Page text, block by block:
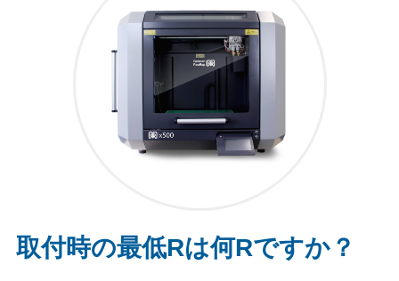
取付時の最低Rは何Rですか？